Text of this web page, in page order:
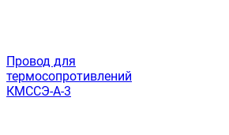
Провод для
термосопротивлений
КМССЭ-А-3